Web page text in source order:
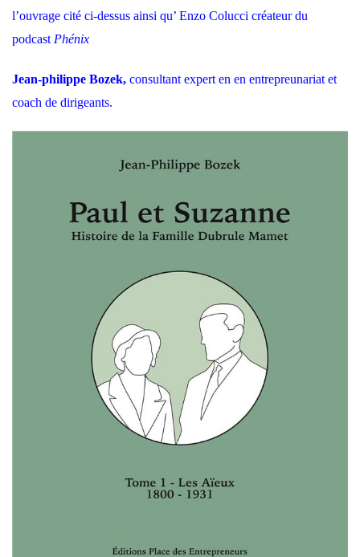
l’ouvrage cité ci-dessus ainsi qu’ Enzo Colucci créateur du
podcast Phénix
Jean-philippe Bozek, consultant expert en en entrepreunariat et
coach de dirigeants.